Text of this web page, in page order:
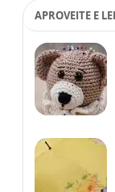
APROVEITE E